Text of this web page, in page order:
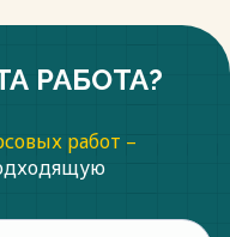
РАБОТА?
работ –